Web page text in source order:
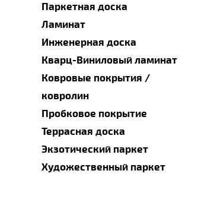
Паркетная доска
Ламинат
Инженерная доска
Кварц-Виниловый ламинат
Ковровые покрытия /
ковролин
Пробковое покрытие
Террасная доска
Экзотический паркет
Художественный паркет